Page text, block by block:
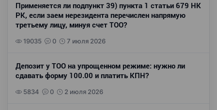
Применяется ли подпункт 39) пункта 1 статьи 679 НК
РК, если заем нерезидента перечислен напрямую
третьему лицу, минуя счет ТОО?
19035 0 7 июля 2026
Депозит у ТОО на упрощенном режиме: нужно ли
сдавать форму 100.00 и платить КПН?
5834 0 2 июля 2026